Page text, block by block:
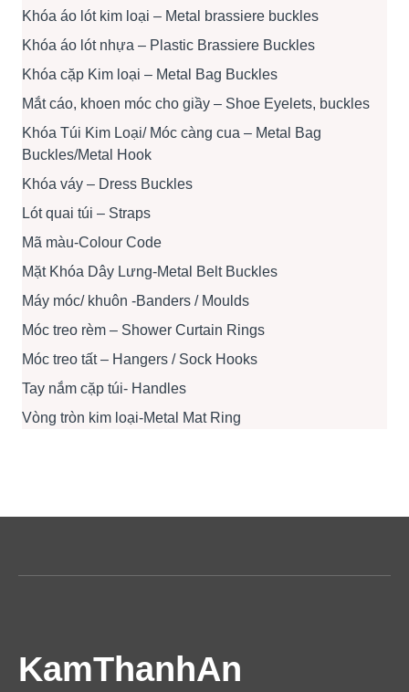
Khóa áo lót kim loại – Metal brassiere buckles
Khóa áo lót nhựa – Plastic Brassiere Buckles
Khóa cặp Kim loại – Metal Bag Buckles
Mắt cáo, khoen móc cho giầy – Shoe Eyelets, buckles
Khóa Túi Kim Loại/ Móc càng cua – Metal Bag
Buckles/Metal Hook
Khóa váy – Dress Buckles
Lót quai túi – Straps
Mã màu-Colour Code
Mặt Khóa Dây Lưng-Metal Belt Buckles
Máy móc/ khuôn -Banders / Moulds
Móc treo rèm – Shower Curtain Rings
Móc treo tất – Hangers / Sock Hooks
Tay nắm cặp túi- Handles
Vòng tròn kim loại-Metal Mat Ring
KamThanhAn